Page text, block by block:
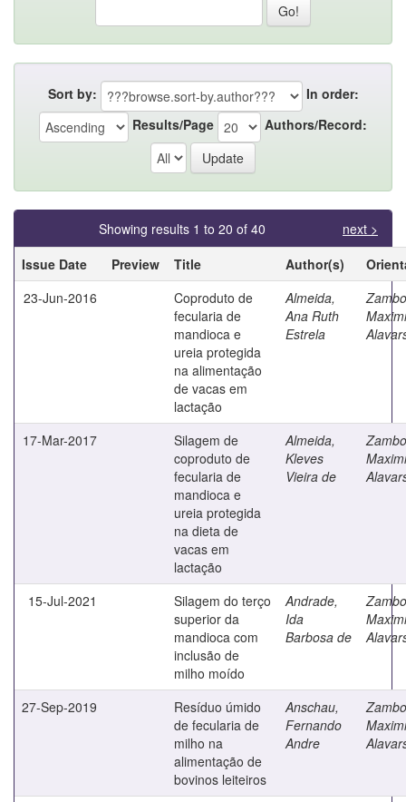
Sort by:
In order:
Results/Page
Authors/Record:
Showing results 1 to 20 of 40
next >
Issue Date
Preview Title Author(s)
23-Jun-2016
Coproduto de
fecularia de
mandioca e
ureia protegida
na alimentação
de vacas em
lactação
Almeida,
Ana Ruth
Estrela
17-Mar-2017
Silagem de
coproduto de
fecularia de
mandioca e
ureia protegida
na dieta de
vacas em
lactação
Almeida,
Kleves
Vieira de
15-Jul-2021
Silagem do terço
superior da
mandioca com
inclusão de
milho moído
Andrade,
Ida
Barbosa de
27-Sep-2019
Resíduo úmido
de fecularia de
milho na
alimentação de
bovinos leiteiros
Anschau,
Fernando
Andre